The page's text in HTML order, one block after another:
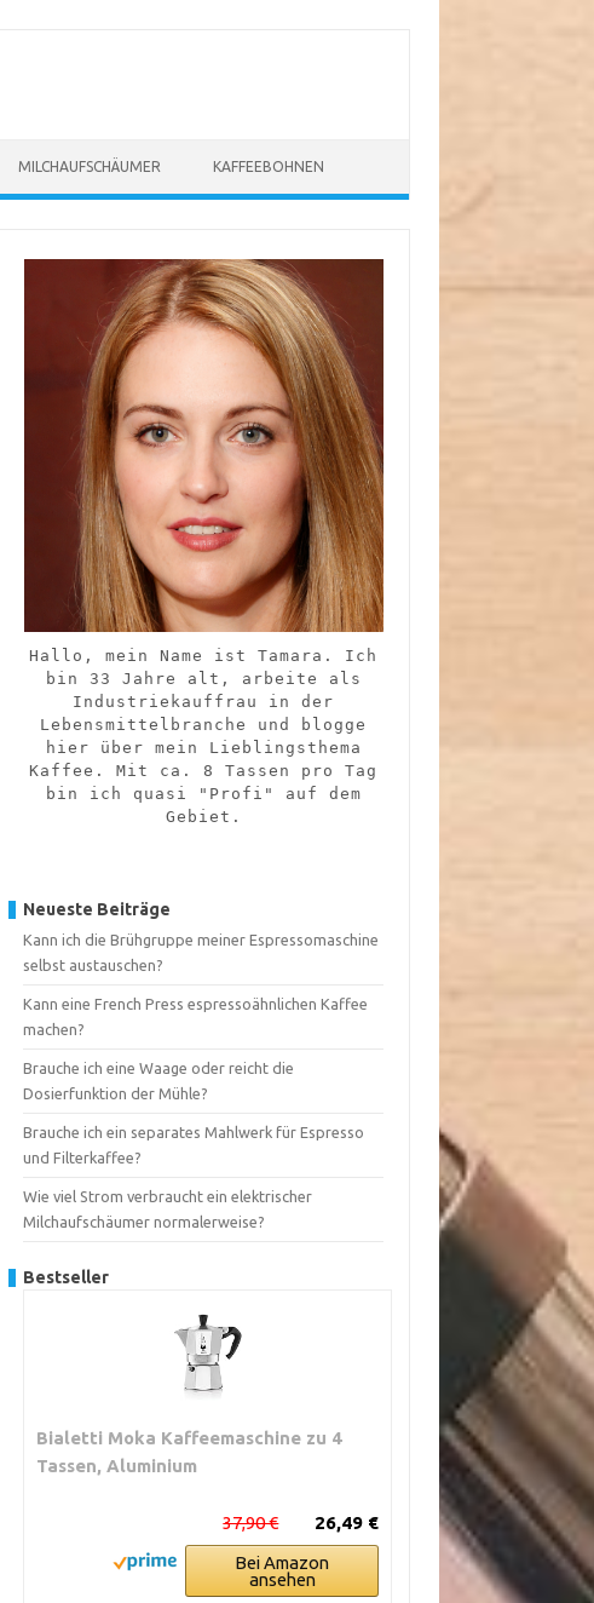
MILCHAUFSCHÄUMER KAFFEEBOHNEN
Hallo, mein Name ist Tamara. Ich
bin 33 Jahre alt, arbeite als
Industriekauffrau in der
Lebensmittelbranche und blogge
hier über mein Lieblingsthema
Kaffee. Mit ca. 8 Tassen pro Tag
bin ich quasi "Profi" auf dem
Gebiet.
Neueste Beiträge
Kann ich die Brühgruppe meiner Espressomaschine
selbst austauschen?
Kann eine French Press espressoähnlichen Kaffee
machen?
Brauche ich eine Waage oder reicht die
Dosierfunktion der Mühle?
Brauche ich ein separates Mahlwerk für Espresso
und Filterkaffee?
Wie viel Strom verbraucht ein elektrischer
Milchaufschäumer normalerweise?
Bestseller
Bialetti Moka Kaffeemaschine zu 4
Tassen, Aluminium
26,49 €
37,90 €
Bei Amazon
ansehen